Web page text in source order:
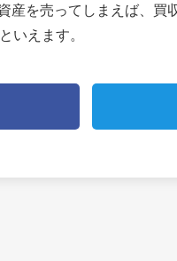
産を売ってしまえば、買
いえます。